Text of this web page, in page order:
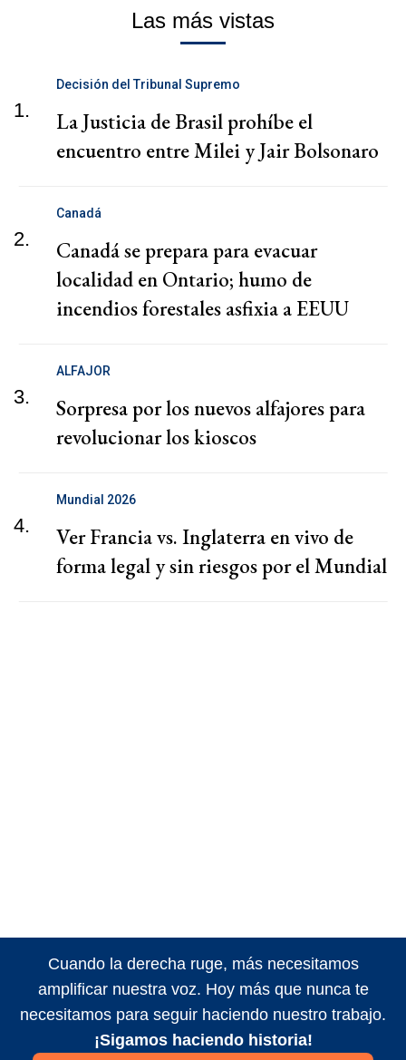
Las más vistas
1.
Decisión del Tribunal Supremo
La Justicia de Brasil prohíbe el
encuentro entre Milei y Jair Bolsonaro
2.
Canadá
Canadá se prepara para evacuar
localidad en Ontario; humo de
incendios forestales asfixia a EEUU
3.
ALFAJOR
Sorpresa por los nuevos alfajores para
revolucionar los kioscos
4.
Mundial 2026
Ver Francia vs. Inglaterra en vivo de
forma legal y sin riesgos por el Mundial
Cuando la derecha ruge, más necesitamos
amplificar nuestra voz. Hoy más que nunca te
necesitamos para seguir haciendo nuestro trabajo.
¡Sigamos haciendo historia!